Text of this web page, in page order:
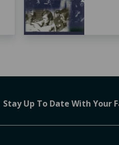
Stay Up To Date With Your